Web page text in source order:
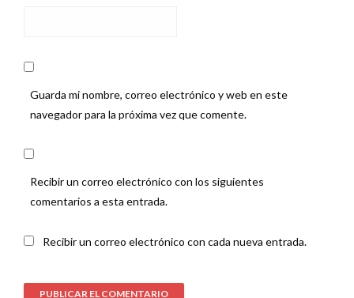
Guarda mi nombre, correo electrónico y web en este
navegador para la próxima vez que comente.
Recibir un correo electrónico con los siguientes
comentarios a esta entrada.
Recibir un correo electrónico con cada nueva entrada.